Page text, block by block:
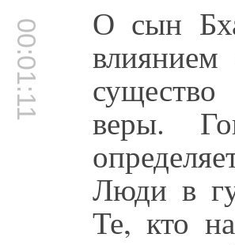
00:01:11 О сын
веры.
Люди в
Те, кто